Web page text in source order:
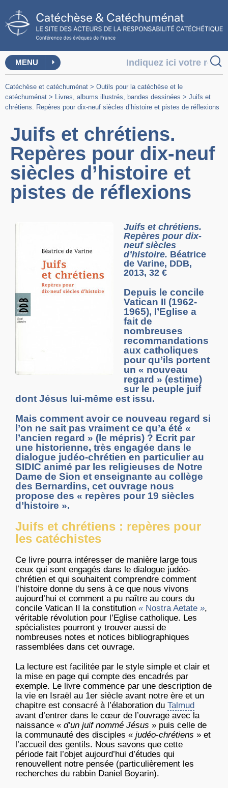
MENU
Catéchèse et catéchuménat > Outils pour la catéchèse et le
catéchuménat > Livres, albums illustrés, bandes dessinées > Juifs et
chrétiens. Repères pour dix-neuf siècles d’histoire et pistes de réflexions
Juifs et chrétiens.
Repères pour dix-neuf
siècles d’histoire et
pistes de réflexions
Juifs et chrétiens.
Repères pour dix-
neuf siècles
d’histoire. Béatrice
de Varine, DDB,
2013, 32 €
Depuis le concile
Vatican II (1962-
1965), l’Eglise a
fait de
nombreuses
recommandations
aux catholiques
pour qu’ils portent
un « nouveau
regard » (estime)
sur le peuple juif
dont Jésus lui-même est issu.
Mais comment avoir ce nouveau regard si
l’on ne sait pas vraiment ce qu’a été «
l’ancien regard » (le mépris) ? Ecrit par
une historienne, très engagée dans le
dialogue judéo-chrétien en particulier au
SIDIC animé par les religieuses de Notre
Dame de Sion et enseignante au collège
des Bernardins, cet ouvrage nous
propose des « repères pour 19 siècles
d’histoire ».
Juifs et chrétiens : repères pour
les catéchistes
Ce livre pourra intéresser de manière large tous
ceux qui sont engagés dans le dialogue judéo-
chrétien et qui souhaitent comprendre comment
l’histoire donne du sens à ce que nous vivons
aujourd’hui et comment a pu naître au cours du
concile Vatican II la constitution « Nostra Aetate »,
véritable révolution pour l’Eglise catholique. Les
spécialistes pourront y trouver aussi de
nombreuses notes et notices bibliographiques
rassemblées dans cet ouvrage.
La lecture est facilitée par le style simple et clair et
la mise en page qui compte des encadrés par
exemple. Le livre commence par une description de
la vie en Israël au 1er siècle avant notre ère et un
chapitre est consacré à l’élaboration du Talmud
avant d’entrer dans le cœur de l’ouvrage avec la
naissance « d’un juif nommé Jésus » puis celle de
la communauté des disciples « judéo-chrétiens » et
l’accueil des gentils. Nous savons que cette
période fait l’objet aujourd’hui d’études qui
renouvellent notre pensée (particulièrement les
recherches du rabbin Daniel Boyarin).